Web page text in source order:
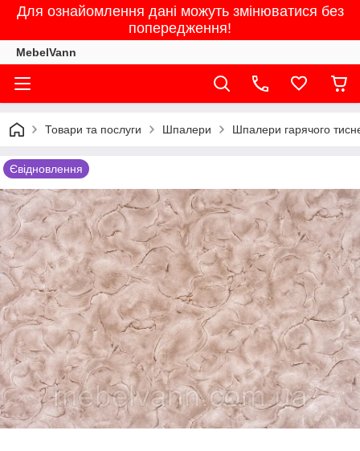
Для ознайомлення дані можуть змінюватися без
попередження!
MebelVann
Товари та послуги Шпалери Шпалери гарячого
Євідновлення